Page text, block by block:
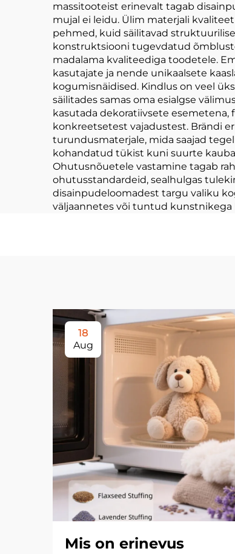
massitooteist erinevalt tagab
mujal ei leidu. Ülim materjali
pehmed, kuid säilitavad
konstruktsiooni tugevdatud
madalama kvaliteediga toodetele.
kasutajate ja nende unikaalsete
kogumisnäidised. Kindlus on veel
säilitades samas oma esialgse
kasutada dekoratiivsete
konkreetsetest vajadustest. Brändi
turundusmaterjale, mida saajad
kohandatud tükist kuni suurte
Ohutusnõuetele vastamine tagab
ohutusstandardeid, sealhulgas
disainpudeloomadest targu valiku
väljaannetes või tuntud
18
Aug
Mis on erinevus